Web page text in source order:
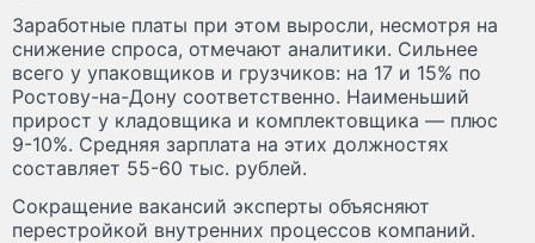
Заработные платы при этом выросли, несмотря на
снижение спроса, отмечают аналитики. Сильнее
всего у упаковщиков и грузчиков: на 17 и 15% по
Ростову-на-Дону соответственно. Наименьший
прирост у кладовщика и комплектовщика — плюс
9-10%. Средняя зарплата на этих должностях
составляет 55-60 тыс. рублей.
Сокращение вакансий эксперты объясняют
перестройкой внутренних процессов компаний.